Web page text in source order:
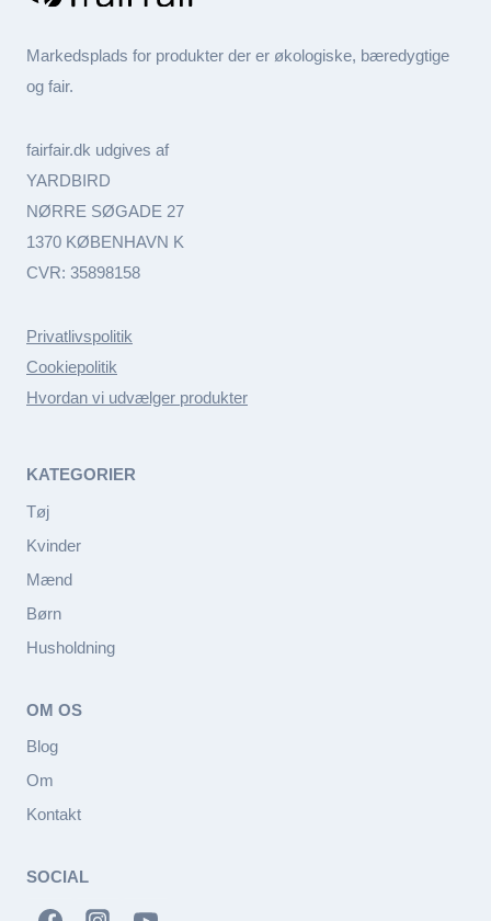
Markedsplads for produkter der er økologiske, bæredygtige
og fair.
fairfair.dk udgives af
YARDBIRD
NØRRE SØGADE 27
1370 KØBENHAVN K
CVR: 35898158
Privatlivspolitik
Cookiepolitik
Hvordan vi udvælger produkter
KATEGORIER
Tøj
Kvinder
Mænd
Børn
Husholdning
OM OS
Blog
Om
Kontakt
SOCIAL